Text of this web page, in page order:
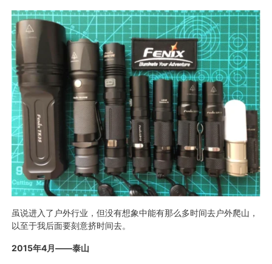
虽说进入了户外行业，但没有想象中能有那么多时间去户外爬山，
以至于我后面要刻意挤时间去。
2015年4月——泰山